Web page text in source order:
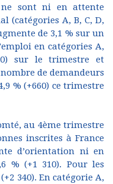
sont ni en attente
(catégories A, B, C, D,
de 3,1 % sur un
en catégories A,
sur le trimestre et
de demandeurs
% (+660) ce trimestre
au 4ème trimestre
inscrites à France
d’orientation ni en
% (+1 310). Pour les
340). En catégorie A,